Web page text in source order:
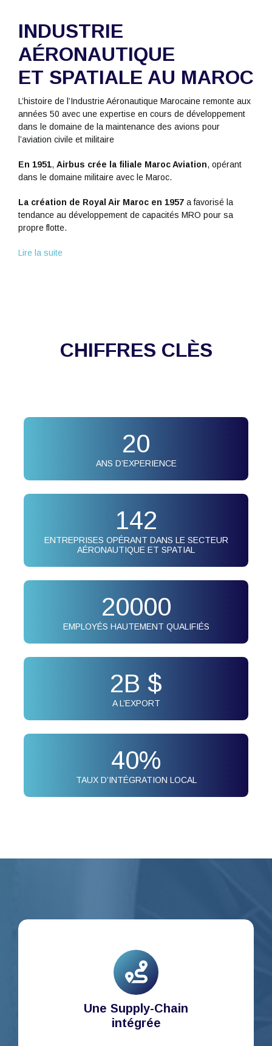
INDUSTRIE
AÉRONAUTIQUE
ET SPATIALE AU MAROC
L’histoire de l’Industrie Aéronautique Marocaine remonte aux
années 50 avec une expertise en cours de développement
dans le domaine de la maintenance des avions pour
l’aviation civile et militaire
En 1951, Airbus crée la filiale Maroc Aviation, opérant
dans le domaine militaire avec le Maroc.
La création de Royal Air Maroc en 1957a favorisé la
tendance au développement de capacités MRO pour sa
propre flotte.
Lire la suite
CHIFFRES CLÈS
20
ANS D’EXPERIENCE
142
ENTREPRISES OPÉRANT DANS LE SECTEUR
AÉRONAUTIQUE ET SPATIAL
20000
EMPLOYÉS HAUTEMENT QUALIFIÉS
2B $
A L’EXPORT
40%
TAUX D’INTÉGRATION LOCAL
Une Supply-Chain
intégrée